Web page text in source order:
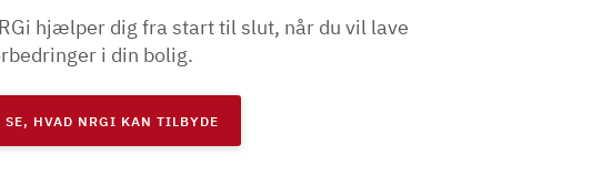
hjælper dig fra start til slut, når du vil lave
i din bolig.
SE, HVAD NRGI KAN TILBYDE